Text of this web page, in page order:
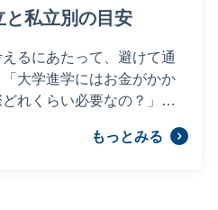
と私立別の目安
るにあたって、避けて通
大学進学にはお金がかか
れくらい必要なの？」と
もっとみる